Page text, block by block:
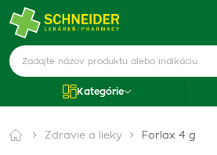
Kategórie
Zdravie a lieky Forlax 4 g